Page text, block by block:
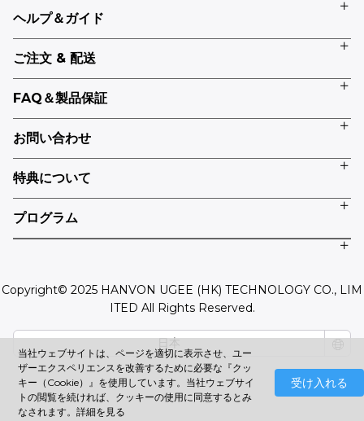
ヘルプ＆ガイド
ご注文 & 配送
FAQ＆製品保証
お問い合わせ
特典について
プログラム
Copyright© 2025 HANVON UGEE (HK) TECHNOLOGY CO., LIM
ITED All Rights Reserved.
当社ウェブサイトは、ページを適切に表示させ、ユー
ザーエクスペリエンスを改善するために必要な『クッ
キー（Cookie）』を使用しています。当社ウェブサイ
トの閲覧を続ければ、クッキーの使用に同意するとみ
なされます。詳細を見る
受け入れる
日本